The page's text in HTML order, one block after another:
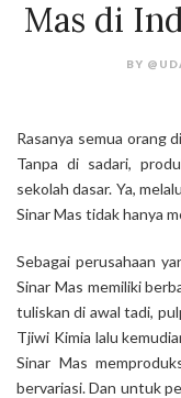
Mas di
BY
Rasanya semua orang
Tanpa di sadari,
sekolah dasar. Ya,
Sinar Mas tidak hanya
Sebagai perusahaan
Sinar Mas memiliki
tuliskan di awal tadi,
Tjiwi Kimia lalu
Sinar Mas
bervariasi. Dan untuk